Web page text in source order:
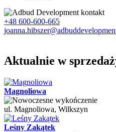
+48 600-600-665
Aktualnie w
Magnoliowa
ul. Magnoliowa, Wilkszyn
Leśny Zakątek